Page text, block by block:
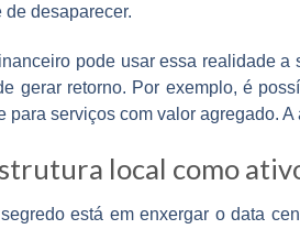
de desaparecer.
pode usar essa realidade
gerar retorno. Por exemplo, é
para serviços com valor agregado. A
local como
está em enxergar o data